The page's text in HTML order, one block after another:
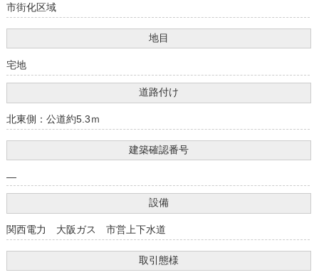
市街化区域
地目
宅地
道路付け
北東側：公道約5.3ｍ
建築確認番号
―
設備
関西電力 大阪ガス 市営上下水道
取引態様